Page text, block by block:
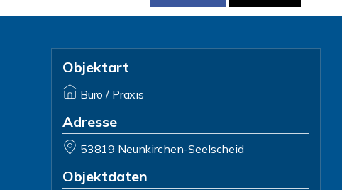
Objektart
Büro / Praxis
Adresse
53819 Neunkirchen-Seelscheid
Objektdaten